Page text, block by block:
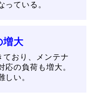
っている。
増大
ており、メンテナ
応の負荷も増大。
しい。